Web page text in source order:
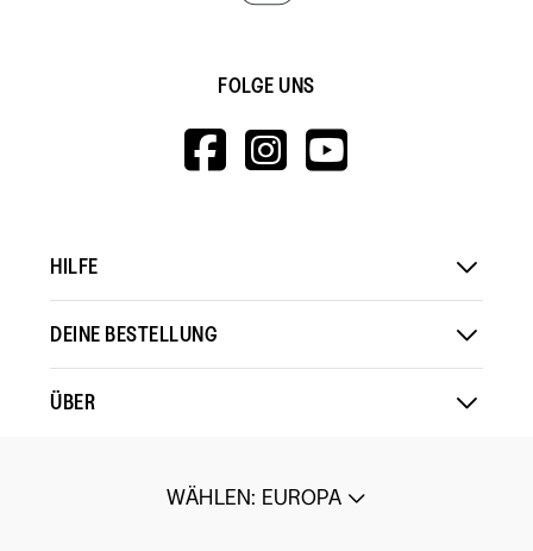
FOLGE UNS
HTTPS://
HTTPS://
HILFE
DEINE BESTELLUNG
ÜBER
WÄHLEN: EUROPA